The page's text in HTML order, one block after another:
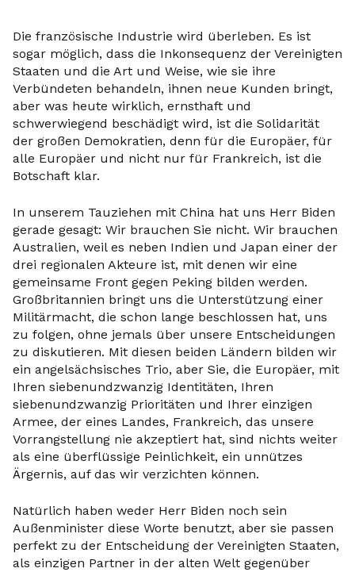
Die französische Industrie wird überleben. Es ist
sogar möglich, dass die Inkonsequenz der Vereinigten
Staaten und die Art und Weise, wie sie ihre
Verbündeten behandeln, ihnen neue Kunden bringt,
aber was heute wirklich, ernsthaft und
schwerwiegend beschädigt wird, ist die Solidarität
der großen Demokratien, denn für die Europäer, für
alle Europäer und nicht nur für Frankreich, ist die
Botschaft klar.
In unserem Tauziehen mit China hat uns Herr Biden
gerade gesagt: Wir brauchen Sie nicht. Wir brauchen
Australien, weil es neben Indien und Japan einer der
drei regionalen Akteure ist, mit denen wir eine
gemeinsame Front gegen Peking bilden werden.
Großbritannien bringt uns die Unterstützung einer
Militärmacht, die schon lange beschlossen hat, uns
zu folgen, ohne jemals über unsere Entscheidungen
zu diskutieren. Mit diesen beiden Ländern bilden wir
ein angelsächsisches Trio, aber Sie, die Europäer, mit
Ihren siebenundzwanzig Identitäten, Ihren
siebenundzwanzig Prioritäten und Ihrer einzigen
Armee, der eines Landes, Frankreich, das unsere
Vorrangstellung nie akzeptiert hat, sind nichts weiter
als eine überflüssige Peinlichkeit, ein unnützes
Ärgernis, auf das wir verzichten können.
Natürlich haben weder Herr Biden noch sein
Außenminister diese Worte benutzt, aber sie passen
perfekt zu der Entscheidung der Vereinigten Staaten,
als einzigen Partner in der alten Welt gegenüber